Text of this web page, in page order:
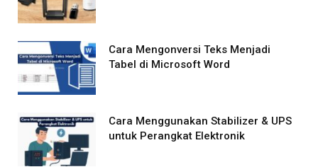
Cara Mengonversi Teks Menjadi
Tabel di Microsoft Word
Cara Menggunakan Stabilizer & UPS
untuk Perangkat Elektronik